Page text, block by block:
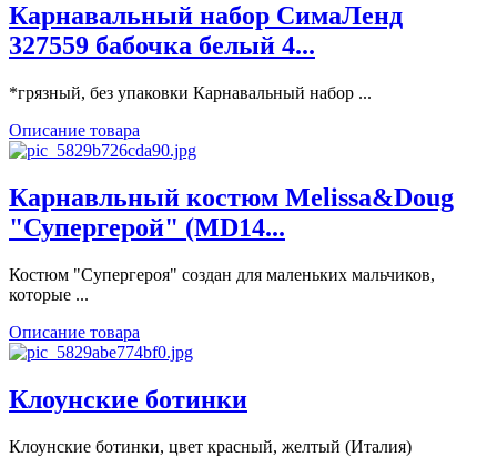
Карнавальный набор СимаЛенд
327559 бабочка белый 4...
*грязный, без упаковки Карнавальный набор ...
Описание товара
Карнавльный костюм Melissa&Doug
"Супергерой" (MD14...
Костюм "Супергероя" создан для маленьких мальчиков,
которые ...
Описание товара
Клоунские ботинки
Клоунские ботинки, цвет красный, желтый (Италия)